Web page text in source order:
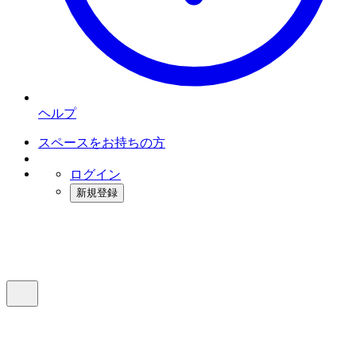
ヘルプ
スペースをお持ちの方
ログイン
新規登録